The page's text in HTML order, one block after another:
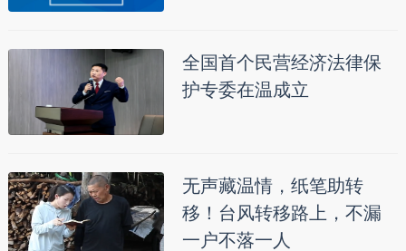
全国首个民营经济法律保
护专委在温成立
无声藏温情，纸笔助转
移！台风转移路上，不漏
一户不落一人